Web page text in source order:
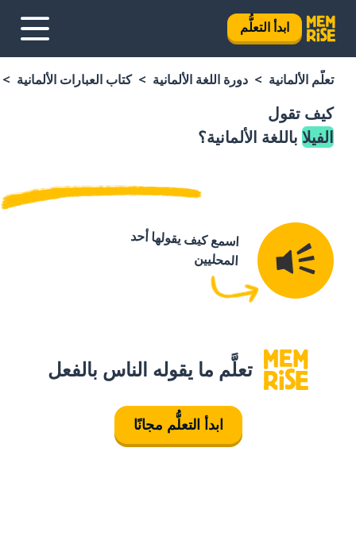
ابدأ التعلُّم
تعلَّم الألمانية دورة اللغة الألمانية كتاب العبارات الألمانية
كيف تقول
الفيلا باللغة الألمانية؟
اسمع كيف يقولها أحد
المحليين
تعلَّم ما يقوله الناس بالفعل
ابدأ التعلُّم مجانًا